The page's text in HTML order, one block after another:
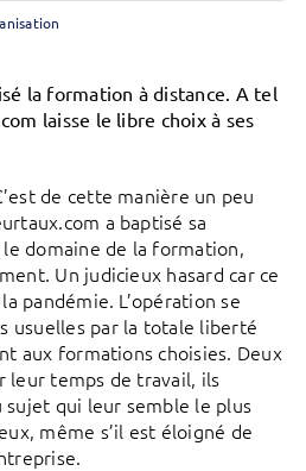
la formation à distance. A tel
laisse le libre choix à ses
de cette manière un peu
a baptisé sa
domaine de la formation,
Un judicieux hasard car ce
pandémie. L’opération se
usuelles par la totale liberté
aux formations choisies. Deux
leur temps de travail, ils
sujet qui leur semble le plus
même s’il est éloigné de